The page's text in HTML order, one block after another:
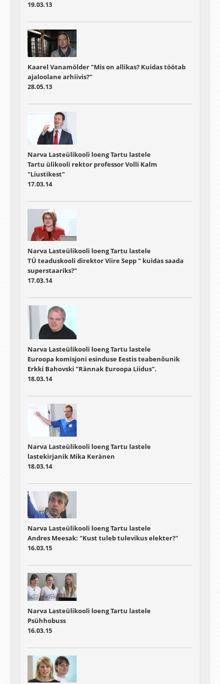
19.03.13
Kaarel Vanamölder "Mis on allikas? Kuidas töötab
ajaloolane arhiivis?"
28.05.13
Narva Lasteülikooli loeng Tartu lastele
Tartu ülikooli rektor professor Volli Kalm
"Liustikest"
17.03.14
Narva Lasteülikooli loeng Tartu lastele
TÜ teaduskooli direktor Viire Sepp " kuidas saada
superstaariks?"
17.03.14
Narva Lasteülikooli loeng Tartu lastele
Euroopa komisjoni esinduse Eestis teabenõunik
Erkki Bahovski "Rännak Euroopa Liidus".
18.03.14
Narva Lasteülikooli loeng Tartu lastele
lastekirjanik Mika Keränen
18.03.14
Narva Lasteülikooli loeng Tartu lastele
Andres Meesak: "Kust tuleb tulevikus elekter?"
16.03.15
Narva Lasteülikooli loeng Tartu lastele
Psühhobuss
16.03.15